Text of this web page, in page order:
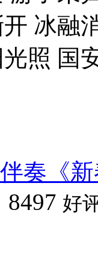
冰融
照 国
奏《
8497 好